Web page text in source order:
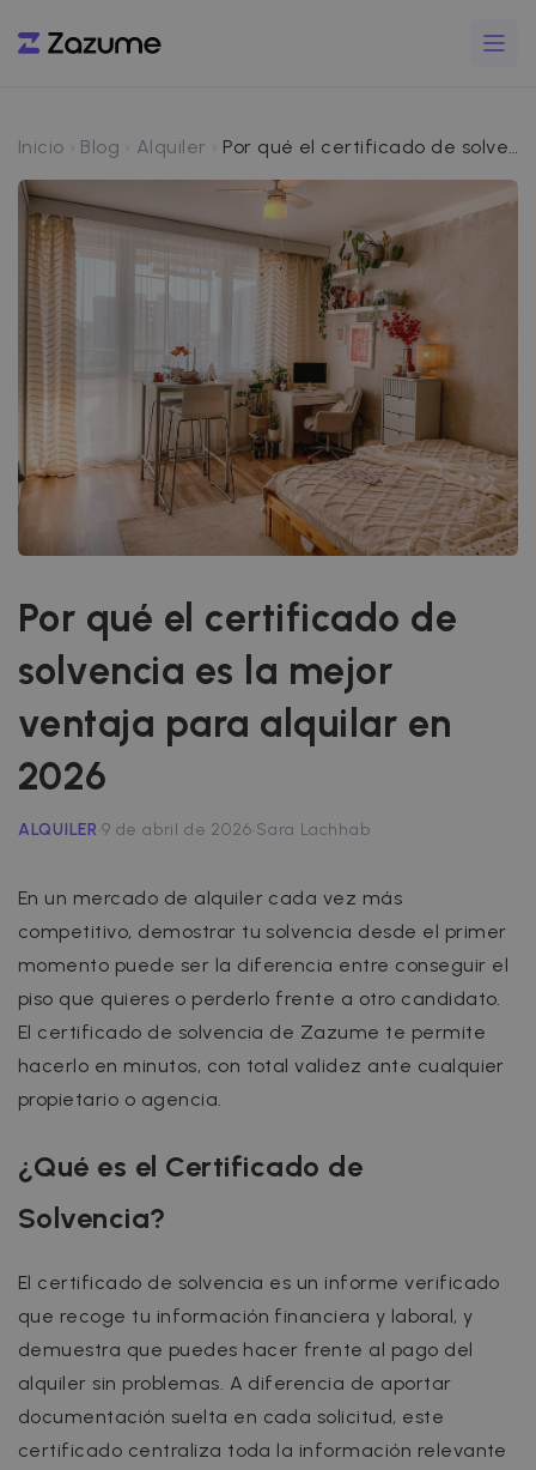
Inicio Blog Alquiler Por qué el certificado de solvencia es la mejor ventaja para alquilar en 2026
Por qué el certificado de
solvencia es la mejor
ventaja para alquilar en
2026
ALQUILER·9 de abril de 2026·Sara Lachhab
En un mercado de alquiler cada vez más
competitivo, demostrar tu solvencia desde el primer
momento puede ser la diferencia entre conseguir el
piso que quieres o perderlo frente a otro candidato.
El certificado de solvencia de Zazume te permite
hacerlo en minutos, con total validez ante cualquier
propietario o agencia.
¿Qué es el Certificado de
Solvencia?
El certificado de solvencia es un informe verificado
que recoge tu información financiera y laboral, y
demuestra que puedes hacer frente al pago del
alquiler sin problemas. A diferencia de aportar
documentación suelta en cada solicitud, este
certificado centraliza toda la información relevante